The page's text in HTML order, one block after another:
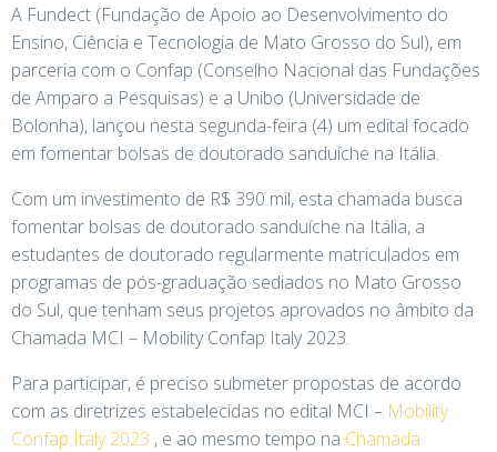
A Fundect (Fundação de Apoio ao Desenvolvimento do
Ensino, Ciência e Tecnologia de Mato Grosso do Sul), em
parceria com o Confap (Conselho Nacional das Fundações
de Amparo a Pesquisas) e a Unibo (Universidade de
Bolonha), lançou nesta segunda-feira (4) um edital focado
em fomentar bolsas de doutorado sanduíche na Itália.
Com um investimento de R$ 390 mil, esta chamada busca
fomentar bolsas de doutorado sanduíche na Itália, a
estudantes de doutorado regularmente matriculados em
programas de pós-graduação sediados no Mato Grosso
do Sul, que tenham seus projetos aprovados no âmbito da
Chamada MCI – Mobility Confap Italy 2023.
Para participar, é preciso submeter propostas de acordo
com as diretrizes estabelecidas no edital MCI – Mobility
Confap Italy 2023 , e ao mesmo tempo na Chamada